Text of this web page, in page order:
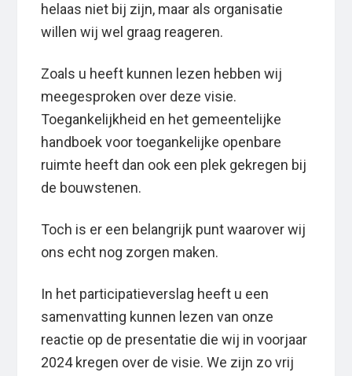
helaas niet bij zijn, maar als organisatie
willen wij wel graag reageren.
Zoals u heeft kunnen lezen hebben wij
meegesproken over deze visie.
Toegankelijkheid en het gemeentelijke
handboek voor toegankelijke openbare
ruimte heeft dan ook een plek gekregen bij
de bouwstenen.
Toch is er een belangrijk punt waarover wij
ons echt nog zorgen maken.
In het participatieverslag heeft u een
samenvatting kunnen lezen van onze
reactie op de presentatie die wij in voorjaar
2024 kregen over de visie. We zijn zo vrij